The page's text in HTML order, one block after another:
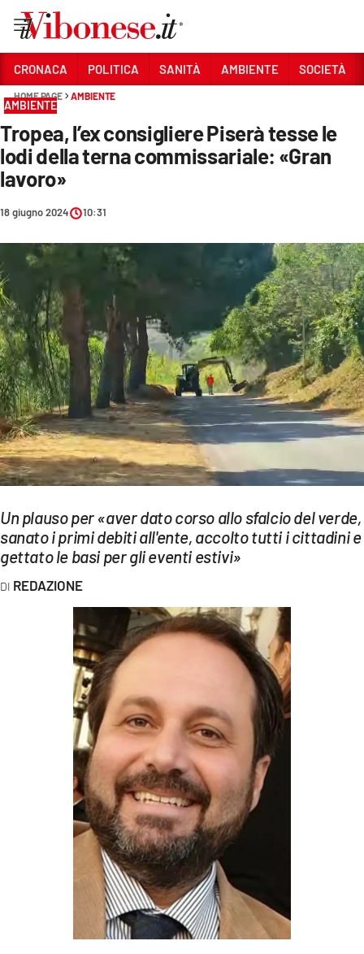
Sezioni
CRONACA
POLITICA
SOCIETÀ
CULTURA
ECONOMIA E LAVORO
EVENTI
SPORT
Streaming
LAC TV
LAC NETWORK
LAC ONAIR
LACPLAY.IT
LACONAIR.IT
LACITYMAG.IT
ILREGGINO.IT
COSENZACHANNEL.IT
CATANZAROCHANNEL.IT
LACAPITALENEWS.IT
CRONACA POLITICA SANITÀ AMBIENTE SOCIETÀ
HOME PAGE AMBIENTE
AMBIENTE
Tropea, l’ex consigliere Piserà tesse le
lodi della terna commissariale: «Gran
lavoro»
18 giugno 2024 10:31
Un plauso per «aver dato corso allo sfalcio del verde,
sanato i primi debiti all'ente, accolto tutti i cittadini e
gettato le basi per gli eventi estivi»
REDAZIONE